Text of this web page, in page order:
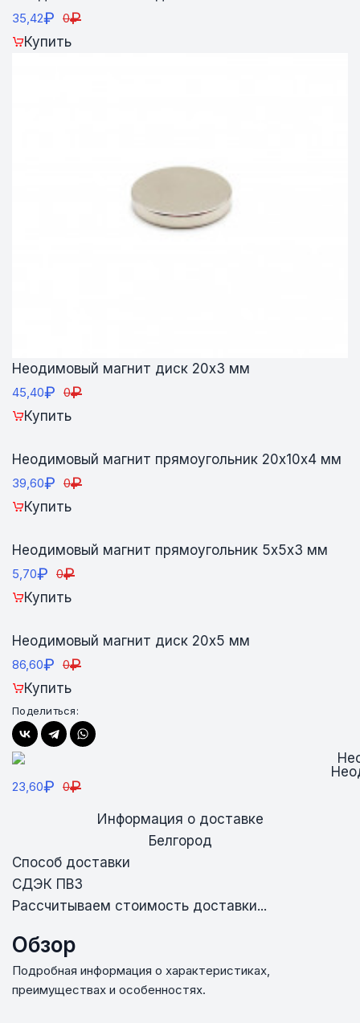
35,42₽ 0₽
Купить
Неодимовый магнит диск 20х3 мм
45,40₽ 0₽
Купить
Неодимовый магнит прямоугольник 20х10х4 мм
39,60₽ 0₽
Купить
Неодимовый магнит прямоугольник 5х5х3 мм
5,70₽ 0₽
Купить
Неодимовый магнит диск 20х5 мм
86,60₽ 0₽
Купить
Поделиться:
23,60₽ 0₽
Информация о доставке
Белгород
Способ доставки
СДЭК ПВЗ
Рассчитываем стоимость доставки...
Обзор
Подробная информация о характеристиках,
преимуществах и особенностях.